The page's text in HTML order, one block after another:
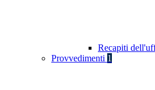
Recapiti
Provvedimenti 1